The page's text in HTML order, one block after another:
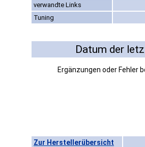
verwandte Links
Tuning
Datum der
Ergänzungen oder Fehler
Zur Herstellerübersicht